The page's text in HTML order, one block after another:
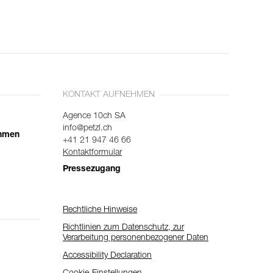
KONTAKT AUFNEHMEN
Agence 10ch SA
info@petzl.ch
+41 21 947 46 66
Kontaktformular
Pressezugang
Rechtliche Hinweise
Richtlinien zum Datenschutz, zur
Verarbeitung personenbezogener Daten
Accessibility Declaration